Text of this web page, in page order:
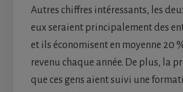
Autres chiffres intéressants, les
eux seraient principalement des
et ils économisent en moyenne 20
revenu chaque année. De plus, la
que ces gens aient suivi une